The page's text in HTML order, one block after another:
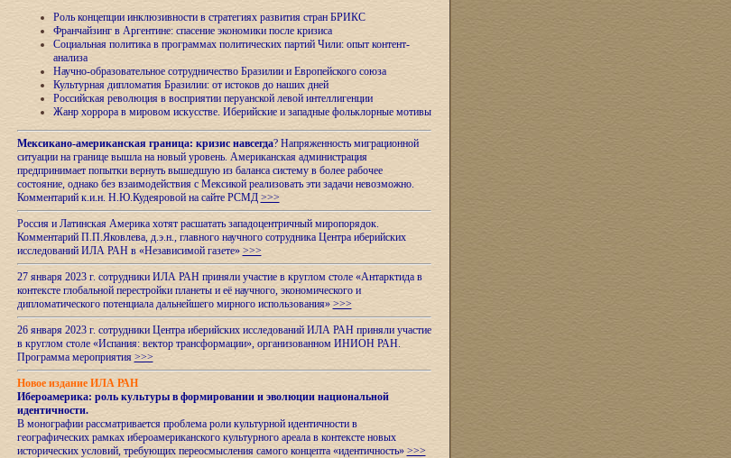
Роль концепции инклюзивности в стратегиях развития стран БРИКС
Франчайзинг в Аргентине: спасение экономики после кризиса
Социальная политика в программах политических партий Чили: опыт контент-
анализа
Научно-образовательное сотрудничество Бразилии и Европейского союза
Культурная дипломатия Бразилии: от истоков до наших дней
Российская революция в восприятии перуанской левой интеллигенции
Жанр хоррора в мировом искусстве. Иберийские и западные фольклорные мотивы
Мексикано-американская граница: кризис навсегда? Напряженность миграционной
ситуации на границе вышла на новый уровень. Американская администрация
предпринимает попытки вернуть вышедшую из баланса систему в более рабочее
состояние, однако без взаимодействия с Мексикой реализовать эти задачи невозможно.
Комментарий к.и.н. Н.Ю.Кудеяровой на сайте РСМД >>>
Россия и Латинская Америка хотят расшатать западоцентричный миропорядок.
Комментарий П.П.Яковлева, д.э.н., главного научного сотрудника Центра иберийских
исследований ИЛА РАН в «Независимой газете» >>>
27 января 2023 г. сотрудники ИЛА РАН приняли участие в круглом столе «Антарктида в
контексте глобальной перестройки планеты и её научного, экономического и
дипломатического потенциала дальнейшего мирного использования» >>>
26 января 2023 г. сотрудники Центра иберийских исследований ИЛА РАН приняли участие
в круглом столе «Испания: вектор трансформации», организованном ИНИОН РАН.
Программа мероприятия>>>
Новое издание ИЛА РАН
Ибероамерика: роль культуры в формировании и эволюции национальной
идентичности.
В монографии рассматривается проблема роли культурной идентичности в
географических рамках ибероамериканского культурного ареала в контексте новых
исторических условий, требующих переосмысления самого концепта «идентичность» >>>